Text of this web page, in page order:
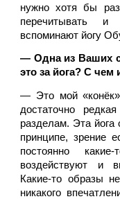
нужно хотя бы
перечитывать и
вспоминают йогу
— Одна из Ваших
это за йога? С чем
— Это мой
достаточно
разделам. Эта йога
принципе, зрение
постоянно
воздействуют и
Какие-то образы
никакого